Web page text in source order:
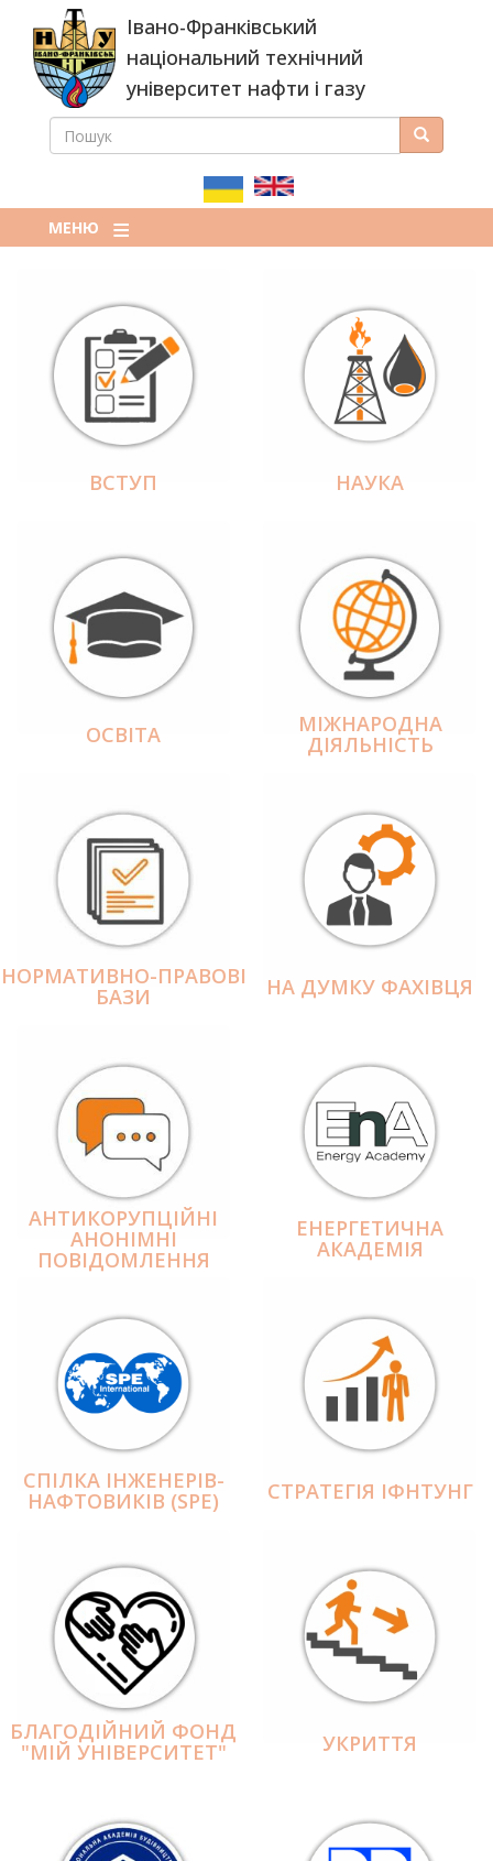
основного
вмісту
Івано-Франківський
національний технічний
університет нафти і газу
ПОШУКОВА
ПОШУК Пошук
МЕНЮ
ВСТУП НАУКА
ОСВІТА МІЖНАРОДНА
ДІЯЛЬНІCТЬ
НОРМАТИВНО-ПРАВОВІ
БАЗИ НА ДУМКУ ФАХІВЦЯ
АНТИКОРУПЦІЙНІ
АНОНІМНІ
ПОВІДОМЛЕННЯ
ЕНЕРГЕТИЧНА
АКАДЕМІЯ
СПІЛКА ІНЖЕНЕРІВ-
НАФТОВИКІВ (SPE) СТРАТЕГІЯ ІФНТУНГ
БЛАГОДІЙНИЙ ФОНД
"МІЙ УНІВЕРСИТЕТ" УКРИТТЯ